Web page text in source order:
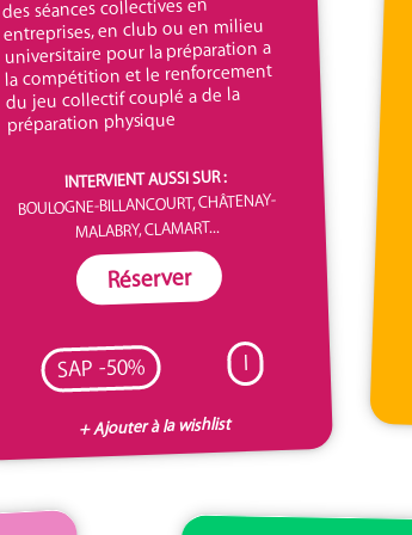
des séances collectives en
entreprises, en club ou en milieu
universitaire pour la préparation a
la compétition et le renforcement
du jeu collectif couplé a de la
préparation physique
INTERVIENT AUSSI SUR :
BOULOGNE-BILLANCOURT, CHÂTENAY-
MALABRY, CLAMART...
Réserver
SAP -50% I
+ Ajouter à la wishlist